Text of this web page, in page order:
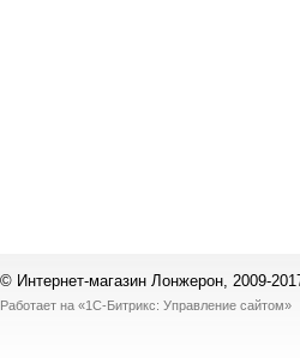
© Интернет-магазин Лонжерон, 2009-
Работает на «1С-Битрикс: Управление сайтом»